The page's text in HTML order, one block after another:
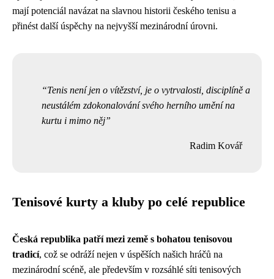
mají potenciál navázat na slavnou historii českého tenisu a
přinést další úspěchy na nejvyšší mezinárodní úrovni.
Tenis není jen o vítězství, je o vytrvalosti, disciplíně a
neustálém zdokonalování svého herního umění na
kurtu i mimo něj
Radim Kovář
Tenisové kurty a kluby po celé republice
Česká republika patří mezi země s bohatou tenisovou
tradicí, což se odráží nejen v úspěších našich hráčů na
mezinárodní scéně, ale především v rozsáhlé síti tenisových